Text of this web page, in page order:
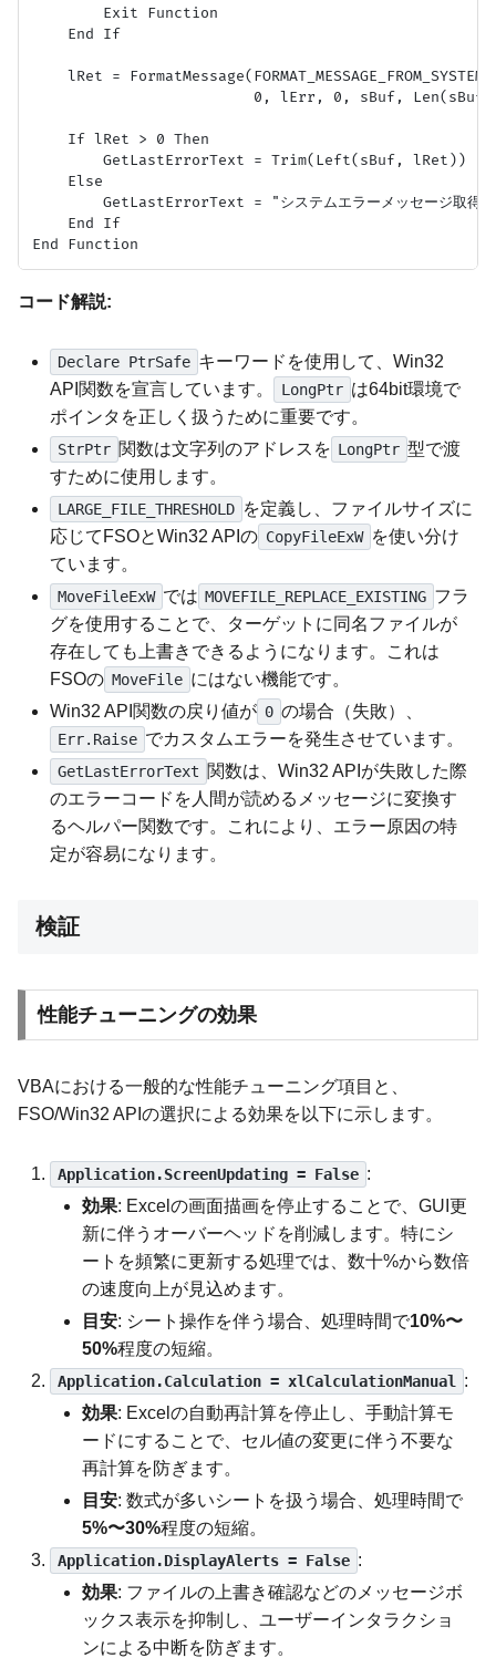
        Exit Function
    End If
lRet = FormatMessage(FORMAT_MESSAGE_FROM_SYSTEM
0, lErr, 0, sBuf,
    If lRet > 0 Then
        GetLastErrorText = Trim(Left(sBuf, lRet))
    Else
GetLastErrorText = "システムエラーメッセージ取得
    End If
コード解説:
Declare PtrSafe キーワードを使用して、Win32
API関数を宣言しています。
LongPtr は64bit環境で
ポインタを正しく扱うために重要です。
StrPtr 関数は文字列のアドレスを LongPtr 型で渡
すために使用します。
LARGE_FILE_THRESHOLD を定義し、ファイルサイズに
応じてFSOとWin32 APIの CopyFileExW を使い分け
ています。
MoveFileExW では MOVEFILE_REPLACE_EXISTING フラ
グを使用することで、ターゲットに同名ファイルが
存在しても上書きできるようになります。これは
FSOの MoveFile にはない機能です。
Win32 API関数の戻り値が 0 の場合（失敗）、
Err.Raise でカスタムエラーを発生させています。
GetLastErrorText 関数は、Win32 APIが失敗した際
のエラーコードを人間が読めるメッセージに変換す
るヘルパー関数です。これにより、エラー原因の特
定が容易になります。
検証
性能チューニングの効果
VBAにおける一般的な性能チューニング項目と、
FSO/Win32 APIの選択による効果を以下に示します。
Application.ScreenUpdating = False :
効果: Excelの画面描画を停止することで、GUI更
新に伴うオーバーヘッドを削減します。特にシ
ートを頻繁に更新する処理では、数十%から数倍
の速度向上が見込めます。
目安: シート操作を伴う場合、処理時間で10%〜
50%程度の短縮。
Application.Calculation = xlCalculationManual
:
効果: Excelの自動再計算を停止し、手動計算モ
ードにすることで、セル値の変更に伴う不要な
再計算を防ぎます。
目安: 数式が多いシートを扱う場合、処理時間で
5%〜30%程度の短縮。
Application.DisplayAlerts = False :
効果: ファイルの上書き確認などのメッセージボ
ックス表示を抑制し、ユーザーインタラクショ
ンによる中断を防ぎます。